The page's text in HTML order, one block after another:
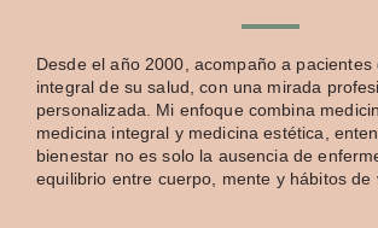
Desde el año 2000, acompaño a pacientes
integral de su salud, con una mirada
personalizada. Mi enfoque combina
medicina integral y medicina estética,
bienestar no es solo la ausencia de
equilibrio entre cuerpo, mente y hábitos de